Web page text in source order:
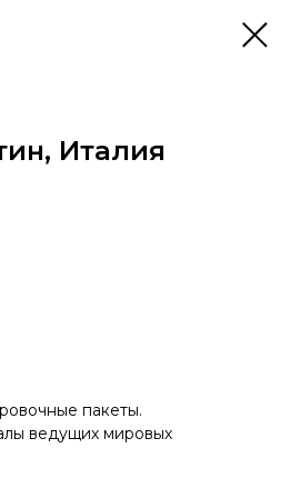
Италия
пакеты.
ведущих мировых